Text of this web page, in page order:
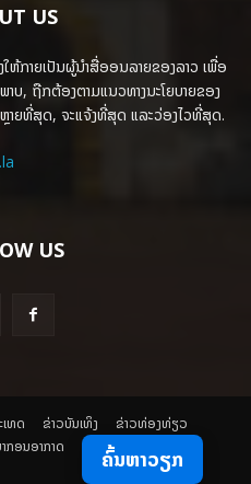
US
ຫ້ກາຍເປັນຜູ້ນຳສື່ອອນລາຍຂອງລາວ ເພື່ອ
ບ, ຖືກຕ້ອງຕາມແນວທາງນະໂຍບາຍຂອງ
ຍທີ່ສຸດ, ຈະແຈ້ງທີ່ສຸດ ແລະວ່ອງໄວທີ່ສຸດ.
US
ເທດ ​ຂ່າວບັນເທິງ
​ຂ່າວທ່ອງທ່ຽວ
ກອນອາກາດ ຄົ້ນຫາວຽກ